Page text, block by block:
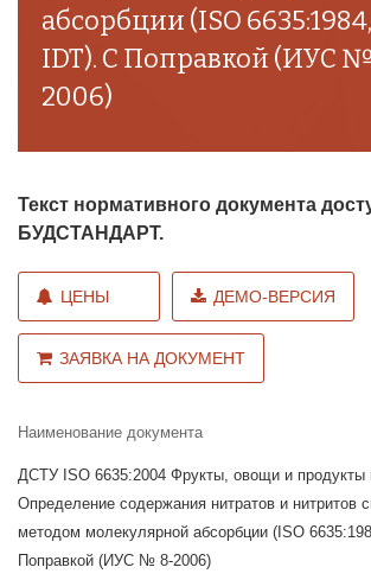
абсорбции (ISO 6635:1984,
IDT). С Поправкой (ИУС
2006)
Текст нормативного документа
БУДСТАНДАРТ.
ЦЕНЫ ДЕМО-ВЕРСИЯ
ЗАЯВКА НА ДОКУМЕНТ
Наименование документа
ДСТУ ISO 6635:2004 Фрукты, овощи и продукты
Определение содержания нитратов и нитритов
методом молекулярной абсорбции (ISO
Поправкой (ИУС № 8-2006)